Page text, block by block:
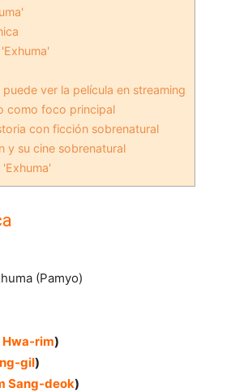
puede ver la película en streaming
como foco principal
con ficción sobrenatural
y su cine sobrenatural
(Pamyo)
Hwa-rim)
gil)
Sang-deok)